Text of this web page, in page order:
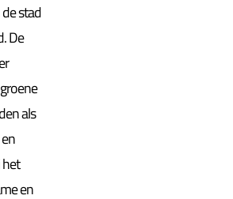
stad
De
als
het
en